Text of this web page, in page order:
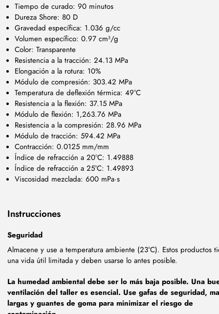
Tiempo de curado: 90 minutos
Dureza Shore: 80 D
Gravedad específica: 1.036 g/cc
Volumen específico: 0.97 cm³/g
Color: Transparente
Resistencia a la tracción: 24.13 MPa
Elongación a la rotura: 10%
Módulo de compresión: 303.42 MPa
Temperatura de deflexión térmica: 49°C
Resistencia a la flexión: 37.15 MPa
Módulo de flexión: 1,263.76 MPa
Resistencia a la compresión: 28.96 MPa
Módulo de tracción: 594.42 MPa
Contracción: 0.0125 mm/mm
Índice de refracción a 20°C: 1.49888
Índice de refracción a 25°C: 1.49893
Viscosidad mezclada: 600 mPa·s
Instrucciones
Seguridad
Almacene y use a temperatura ambiente (23°C). Estos productos
una vida útil limitada y deben usarse lo antes posible.
La humedad ambiental debe ser lo más baja posible. Una
ventilación del taller es esencial. Use gafas de seguridad,
largas y guantes de goma para minimizar el riesgo de